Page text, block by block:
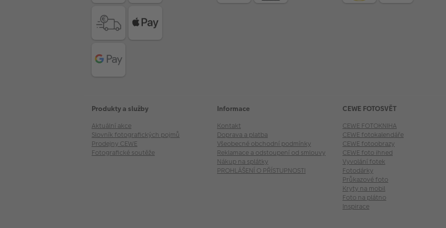
Produkty a služby
Aktuální akce
Slovník fotografických pojmů
Prodejny CEWE
Fotografické soutěže
Informace
Kontakt
Doprava a platba
Všeobecné obchodní podmínky
Reklamace a odstoupení od smlouvy
Nákup na splátky
PROHLÁŠENÍ O PŘÍSTUPNOSTI
CEWE FOTOSVĚT
CEWE FOTOKNIHA
CEWE fotokalendáře
CEWE fotoobrazy
CEWE foto ihned
Vyvolání fotek
Fotodárky
Průkazové foto
Kryty na mobil
Foto na plátno
Inspirace